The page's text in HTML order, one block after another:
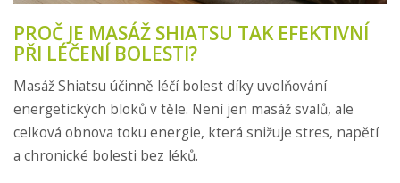
PROČ JE MASÁŽ SHIATSU TAK EFEKTIVNÍ
PŘI LÉČENÍ BOLESTI?
Masáž Shiatsu účinně léčí bolest díky uvolňování
energetických bloků v těle. Není jen masáž svalů, ale
celková obnova toku energie, která snižuje stres, napětí
a chronické bolesti bez léků.